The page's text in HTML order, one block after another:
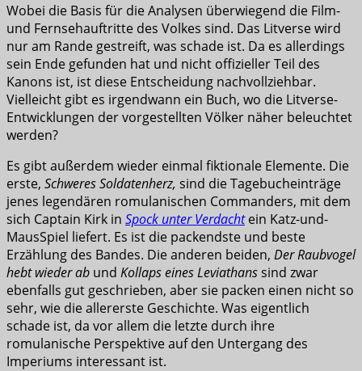
Wobei die Basis für die Analysen überwiegend die Film-
und Fernsehauftritte des Volkes sind. Das Litverse wird
nur am Rande gestreift, was schade ist. Da es allerdings
sein Ende gefunden hat und nicht offizieller Teil des
Kanons ist, ist diese Entscheidung nachvollziehbar.
Vielleicht gibt es irgendwann ein Buch, wo die Litverse-
Entwicklungen der vorgestellten Völker näher beleuchtet
werden?
Es gibt außerdem wieder einmal fiktionale Elemente. Die
erste, Schweres Soldatenherz, sind die Tagebucheinträge
jenes legendären romulanischen Commanders, mit dem
sich Captain Kirk in Spock unter Verdachtein Katz-und-
MausSpiel liefert. Es ist die packendste und beste
Erzählung des Bandes. Die anderen beiden, Der Raubvogel
hebt wieder ab und Kollaps eines Leviathanssind zwar
ebenfalls gut geschrieben, aber sie packen einen nicht so
sehr, wie die allererste Geschichte. Was eigentlich
schade ist, da vor allem die letzte durch ihre
romulanische Perspektive auf den Untergang des
Imperiums interessant ist.